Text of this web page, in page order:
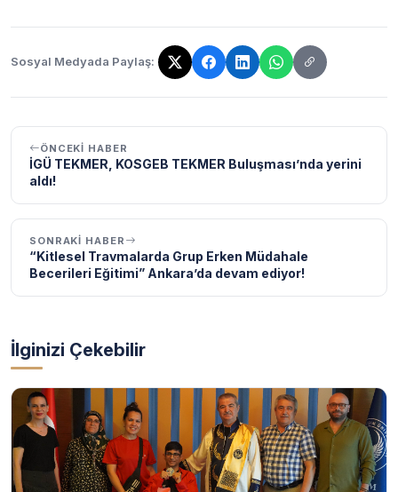
Sosyal Medyada Paylaş:
Bağlantı kopyalandı!
ÖNCEKI HABER
İGÜ TEKMER, KOSGEB TEKMER Buluşması’nda yerini
aldı!
SONRAKI HABER
“Kitlesel Travmalarda Grup Erken Müdahale
Becerileri Eğitimi” Ankara’da devam ediyor!
İlginizi Çekebilir